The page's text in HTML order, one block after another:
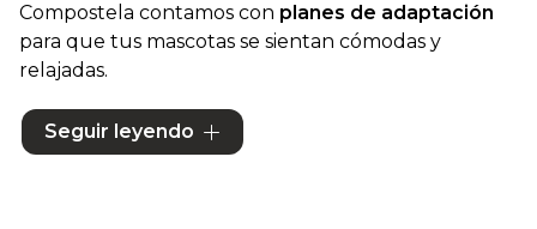
Compostela contamos con planes de adaptación
para que tus mascotas se sientan cómodas y
relajadas.
Sabemos que tus mascotas son parte indispensable
de la familia, y su confort y felicidad son
Seguir leyendo